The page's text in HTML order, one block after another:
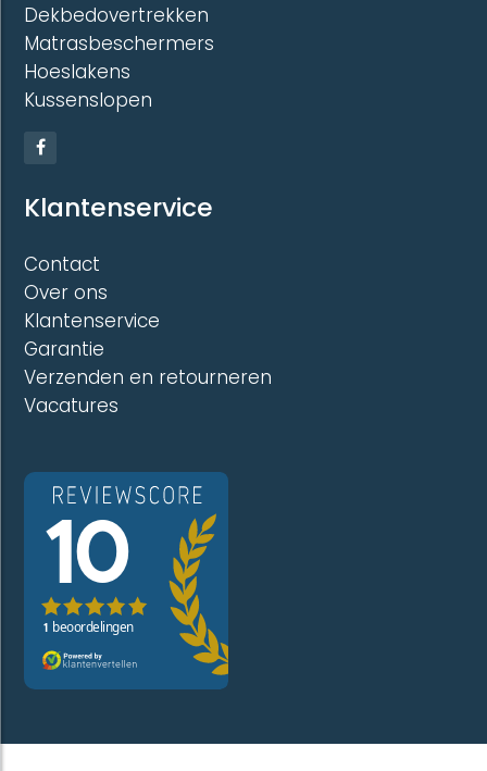
Dekbedovertrekken
Matrasbeschermers
Hoeslakens
Kussenslopen
Klantenservice
Contact
Over ons
Klantenservice
Garantie
Verzenden en retourneren
Vacatures